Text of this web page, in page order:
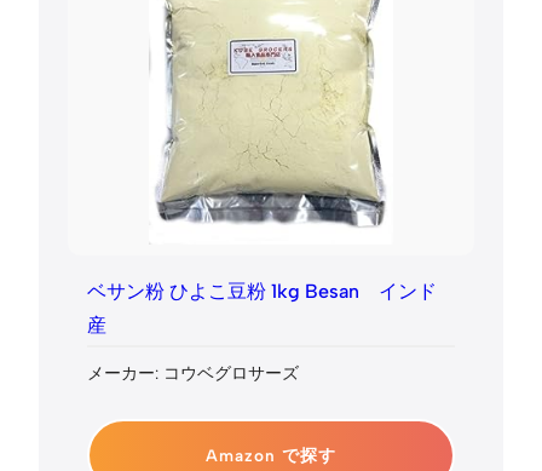
ベサン粉 ひよこ豆粉 1kg Besan インド
産
メーカー: コウベグロサーズ
Amazon で探す